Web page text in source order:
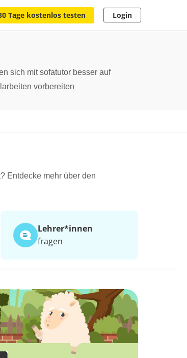
Tage kostenlos testen Login
sich mit sofatutor besser auf
vorbereiten
Entdecke mehr über den
Lehrer*​innen
fragen